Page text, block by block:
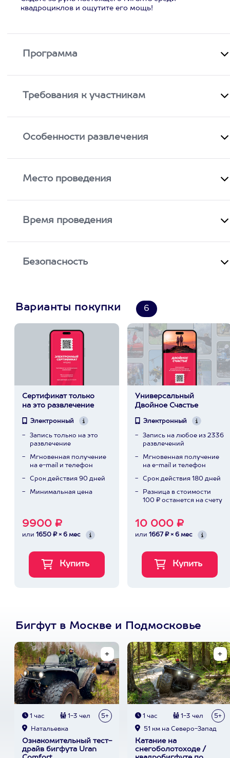
квадроциклов и ощутите его мощь!
Программа
Требования к участникам
Особенности развлечения
Место проведения
Время проведения
Безопасность
Варианты покупки 6
Сертификат только
на это развлечение
Электронный
Запись только на это
развлечение
Мгновенная получение
на e-mail и телефон
Срок действия 90 дней
Минимальная цена
9900 ₽
или 1650 ₽ × 6 мес
Универсальный
Двойное Счастье
Электронный
Запись на любое из 2336
развлечений
Мгновенная получение
на e-mail и телефон
Срок действия 180 дней
Разница в стоимости
100 ₽ останется на счету
10 000 ₽
или 1667 ₽ × 6 мес
Бигфут в Москве и Подмосковье
1 час 1-3 чел 5+
Натальевка
Ознакомительный тест-
драйв бигфута Uran
1 час 1-3 чел 5+
51 км на Северо-Запад
Катание на
снегоболотоходе /